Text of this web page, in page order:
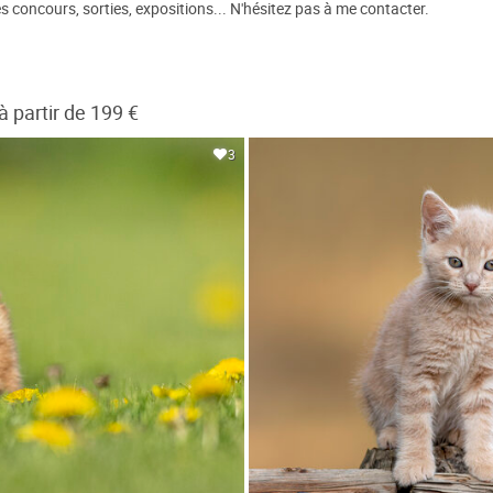
concours, sorties, expositions... N'hésitez pas à me contacter.
partir de 199 €
3